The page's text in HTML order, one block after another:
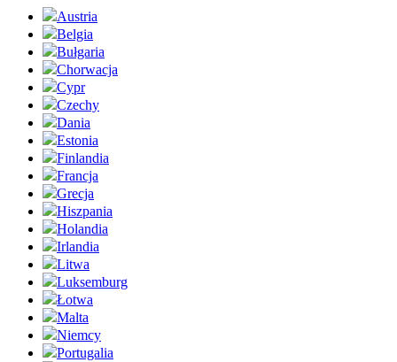
Austria
Belgia
Bułgaria
Chorwacja
Cypr
Czechy
Dania
Estonia
Finlandia
Francja
Grecja
Hiszpania
Holandia
Irlandia
Litwa
Luksemburg
Łotwa
Malta
Niemcy
Portugalia